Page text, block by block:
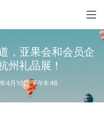
，亚果会和会员企
州礼品展！
4月10日 下午8:46